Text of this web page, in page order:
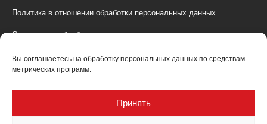
Вы соглашаетесь на обработку персональных данных по средствам
метрических программ.
Принять
Политика в отношении обработки персональных данных
Согласие на обработку персональных данных
Пользовательское соглашение (оферта)